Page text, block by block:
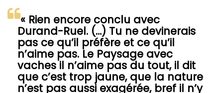
« Rien encore conclu avec
Durand-Ruel. (…) Tu ne devinerais
pas ce qu’il préfère et ce qu’il
n’aime pas. Le Paysage avec
vaches il n’aime pas du tout, il dit
que c’est trop jaune, que la nature
n’est pas aussi exagérée, bref il n’y